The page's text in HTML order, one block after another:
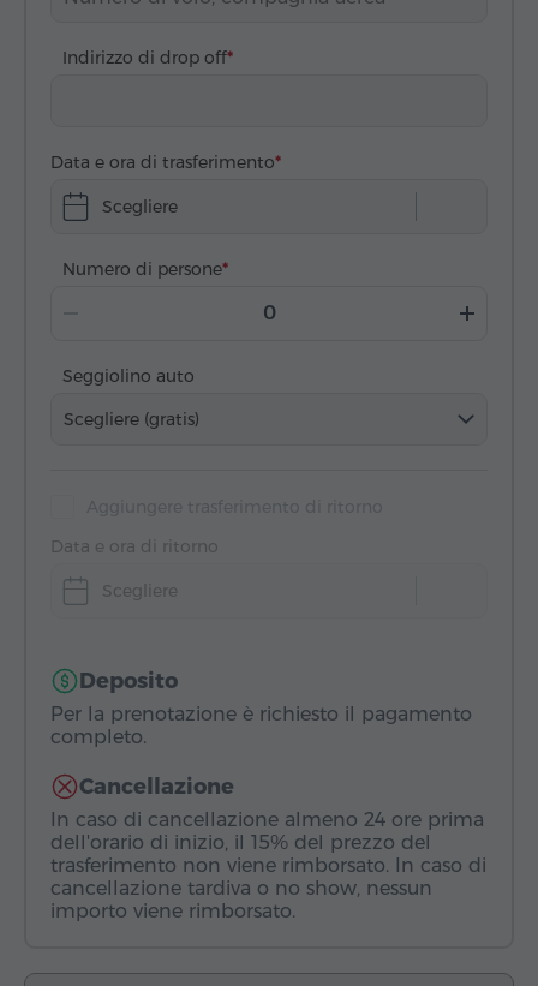
Indirizzo di drop off
Data e ora di trasferimento
Scegliere
Numero di persone
Seggiolino auto
Scegliere (gratis)
Data e ora di ritorno
Scegliere
Deposito
Per la prenotazione è richiesto il pagamento
completo.
Cancellazione
In caso di cancellazione almeno 24 ore prima
dell'orario di inizio, il 15% del prezzo del
trasferimento non viene rimborsato. In caso di
cancellazione tardiva o no show, nessun
importo viene rimborsato.